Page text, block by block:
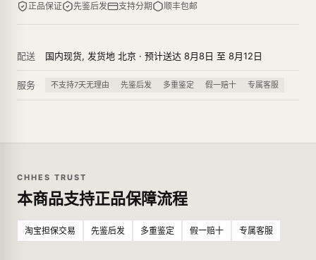
正品保证 先鉴后发 支持分期 顺丰包邮
配送 国内现货, 发货地 北京 · 预计送达 8月8日 至 8月12日
服务 不支持7天无理由 先鉴后发 多重鉴定 假一赔十 专属客服
CHHES TRUST
本商品支持正品保障流程
淘宝担保交易 先鉴后发 多重鉴定 假一赔十 专属客服